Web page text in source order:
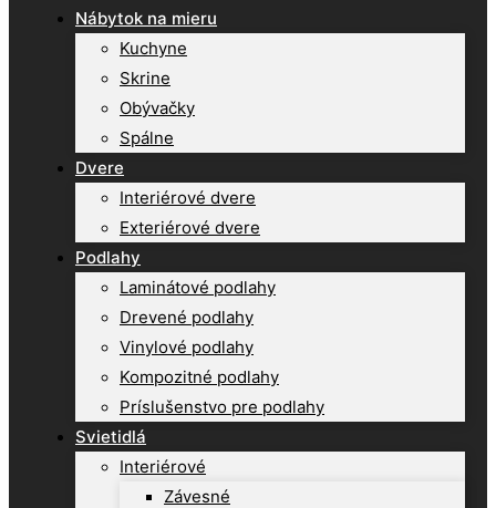
Nábytok na mieru
Kuchyne
Skrine
Obývačky
Spálne
Dvere
Interiérové dvere
Exteriérové dvere
Podlahy
Laminátové podlahy
Drevené podlahy
Vinylové podlahy
Kompozitné podlahy
Príslušenstvo pre podlahy
Svietidlá
Interiérové
Závesné